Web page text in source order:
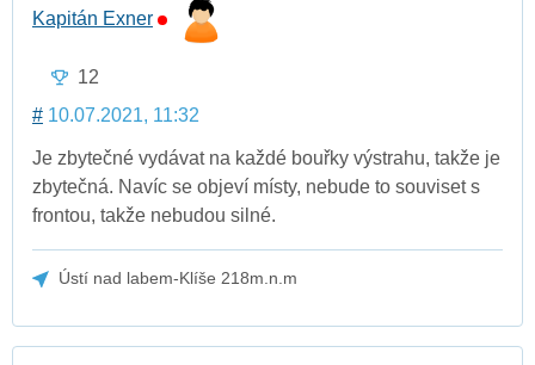
Kapitán Exner
12
# 10.07.2021, 11:32
Je zbytečné vydávat na každé bouřky výstrahu, takže je
zbytečná. Navíc se objeví místy, nebude to souviset s
frontou, takže nebudou silné.
Ústí nad labem-Klíše 218m.n.m